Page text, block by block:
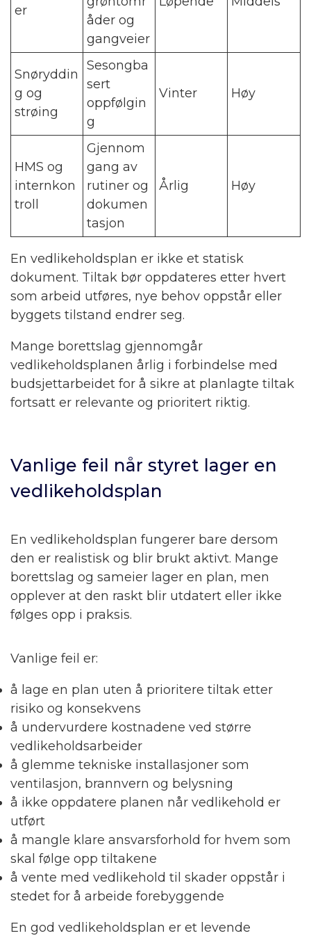
er
åder og
gangveier
Snøryddin
g og
strøing
Sesongba
sert
oppfølgin
g
Vinter Høy
HMS og
internkon
troll
Gjennom
gang av
rutiner og
dokumen
tasjon
Årlig Høy
En vedlikeholdsplan er ikke et statisk
dokument. Tiltak bør oppdateres etter hvert
som arbeid utføres, nye behov oppstår eller
byggets tilstand endrer seg.
Mange borettslag gjennomgår
vedlikeholdsplanen årlig i forbindelse med
budsjettarbeidet for å sikre at planlagte tiltak
fortsatt er relevante og prioritert riktig.
Vanlige feil når styret lager en
vedlikeholdsplan
En vedlikeholdsplan fungerer bare dersom
den er realistisk og blir brukt aktivt. Mange
borettslag og sameier lager en plan, men
opplever at den raskt blir utdatert eller ikke
følges opp i praksis.
Vanlige feil er:
å lage en plan uten å prioritere tiltak etter
risiko og konsekvens
å undervurdere kostnadene ved større
vedlikeholdsarbeider
å glemme tekniske installasjoner som
ventilasjon, brannvern og belysning
å ikke oppdatere planen når vedlikehold er
utført
å mangle klare ansvarsforhold for hvem som
skal følge opp tiltakene
å vente med vedlikehold til skader oppstår i
stedet for å arbeide forebyggende
En god vedlikeholdsplan er et levende